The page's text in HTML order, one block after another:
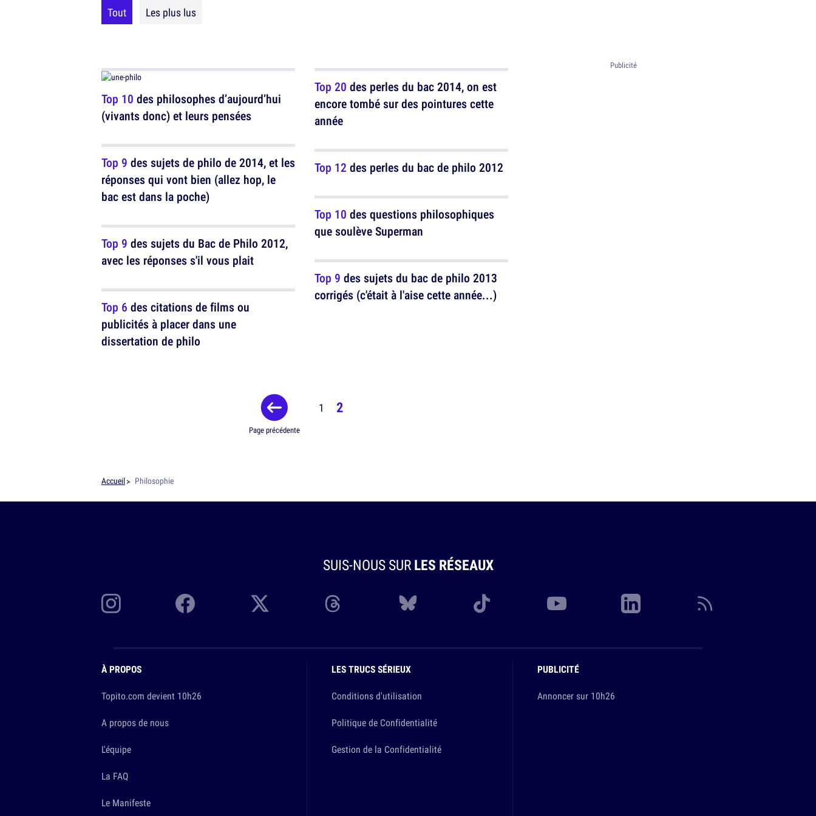
Tout Les plus lus
Top 10 des philosophes d’aujourd’hui
(vivants donc) et leurs pensées
Top 9 des sujets de philo de 2014, et les
réponses qui vont bien (allez hop, le
bac est dans la poche)
Top 9 des sujets du Bac de Philo 2012,
avec les réponses s'il vous plait
Top 6 des citations de films ou
publicités à placer dans une
dissertation de philo
Top 20 des perles du bac 2014, on est
encore tombé sur des pointures cette
année
Top 12 des perles du bac de philo 2012
Top 10 des questions philosophiques
que soulève Superman
Top 9 des sujets du bac de philo 2013
corrigés (c'était à l'aise cette année...)
Page précédente
1 2
Accueil Philosophie
SUIS-NOUS SURLES RÉSEAUX
À PROPOS
Topito.com devient 10h26
A propos de nous
L'équipe
La FAQ
Le Manifeste
LES TRUCS SÉRIEUX
Conditions d'utilisation
Politique de Confidentialité
Gestion de la Confidentialité
PUBLICITÉ
Annoncer sur 10h26